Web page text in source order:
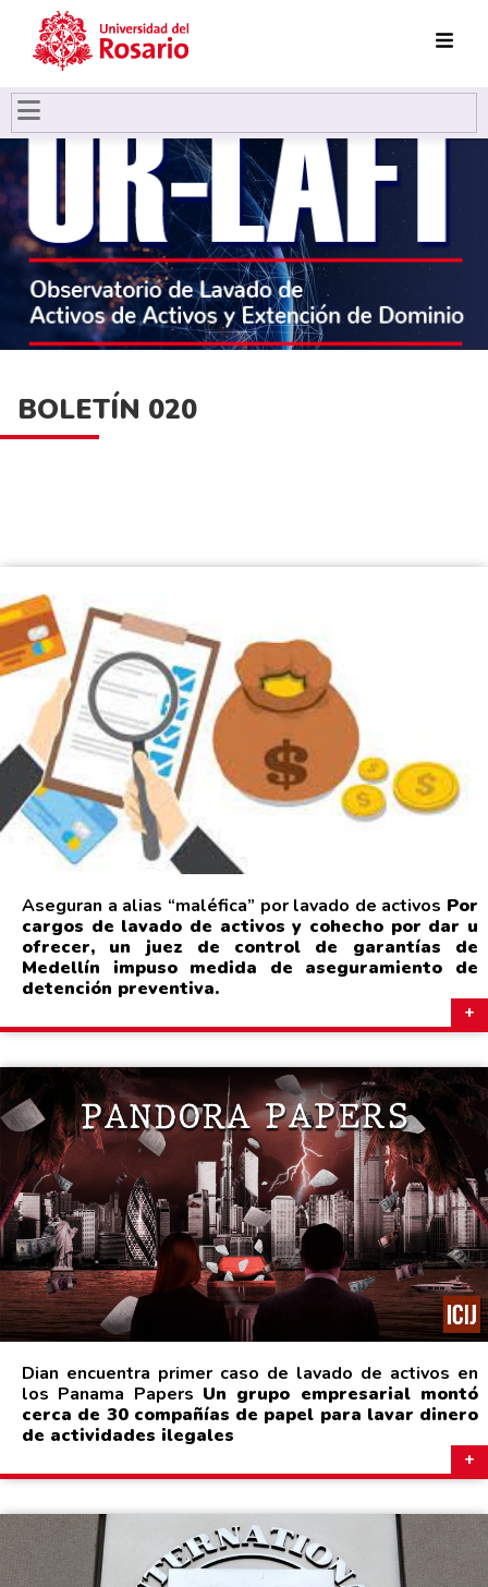
Pasar al contenido principal
BOLETÍN 020
Aseguran a alias “maléfica” por lavado de activos Por
cargos de lavado de activos y cohecho por dar u
ofrecer, un juez de control de garantías de
Medellín impuso medida de aseguramiento de
detención preventiva.
Dian encuentra primer caso de lavado de activos en
los Panama Papers Un grupo empresarial montó
cerca de 30 compañías de papel para lavar dinero
de actividades ilegales